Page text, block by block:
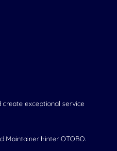
create exceptional service
Maintainer hinter OTOBO.